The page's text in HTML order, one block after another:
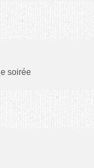
soirée